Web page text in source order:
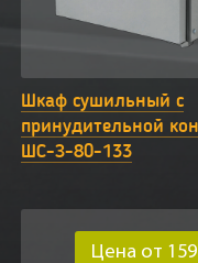
Шкаф сушильный с
принудительной
ШС-З-80-133
Цена от